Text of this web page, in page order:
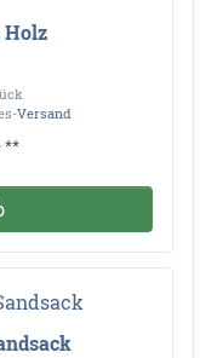
Holz
Versand
**